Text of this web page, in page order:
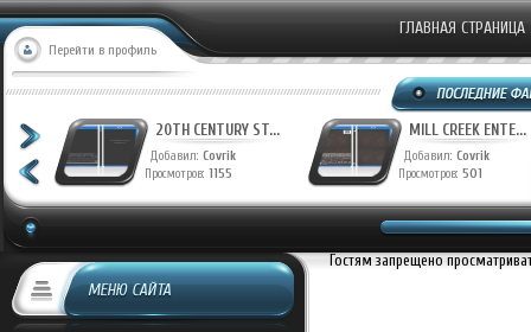
Перейти в профиль
ГЛАВНАЯ СТРАНИЦА
20TH CENTURY ST...
Добавил: Covrik
Просмотров: 1155
MILL CREEK ENTE...
Добавил: Covrik
Просмотров: 501
МЕНЮ САЙТА
Гостям запрещено